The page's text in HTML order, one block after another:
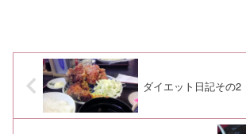
ダイエット日記その2